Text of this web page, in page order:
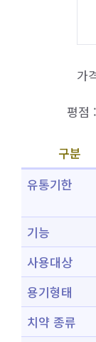
가
평점
구분
유통기한
기능
사용대상
용기형태
치약 종류